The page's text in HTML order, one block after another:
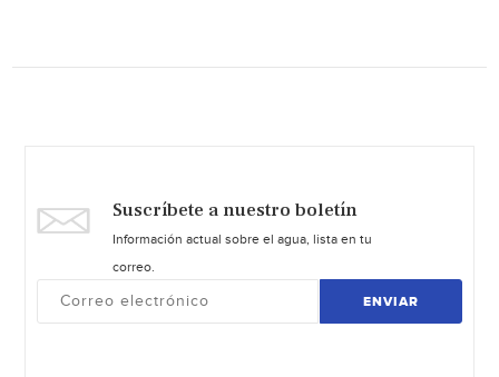
Suscríbete a nuestro boletín
Información actual sobre el agua, lista en tu
correo.
ENVIAR